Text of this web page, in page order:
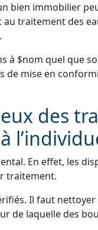
bien immobilier
traitement des
à $nom quel que
de mise en
des
En effet, les
traitement.
Il faut
de laquelle des